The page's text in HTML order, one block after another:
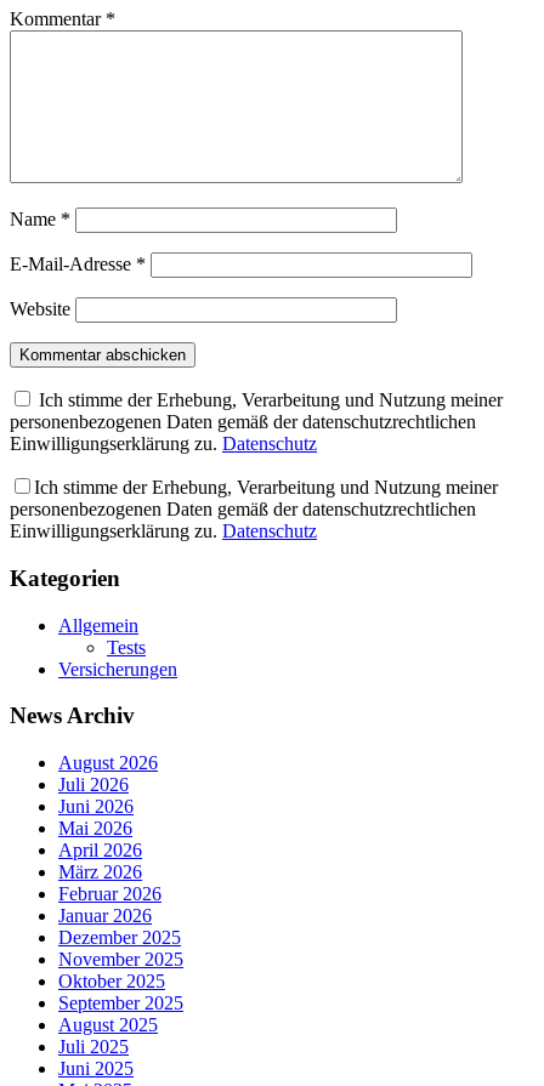
Kommentar *
Name *
E-Mail-Adresse *
Website
Ich stimme der Erhebung, Verarbeitung und Nutzung meiner
personenbezogenen Daten gemäß der datenschutzrechtlichen
Einwilligungserklärung zu. Datenschutz
Ich stimme der Erhebung, Verarbeitung und Nutzung meiner
personenbezogenen Daten gemäß der datenschutzrechtlichen
Einwilligungserklärung zu. Datenschutz
Kategorien
Allgemein
Tests
Versicherungen
News Archiv
August 2026
Juli 2026
Juni 2026
Mai 2026
April 2026
März 2026
Februar 2026
Januar 2026
Dezember 2025
November 2025
Oktober 2025
September 2025
August 2025
Juli 2025
Juni 2025